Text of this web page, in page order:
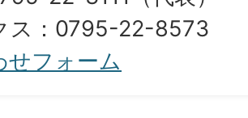
ス：0795-22-8573​​​​​​​
せフォーム